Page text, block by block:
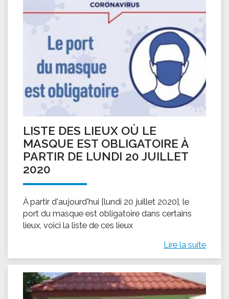
LISTE DES LIEUX OÙ LE
MASQUE EST OBLIGATOIRE À
PARTIR DE LUNDI 20 JUILLET
2020
À partir d'aujourd'hui [lundi 20 juillet 2020], le
port du masque est obligatoire dans certains
lieux, voici la liste de ces lieux
Lire la suite